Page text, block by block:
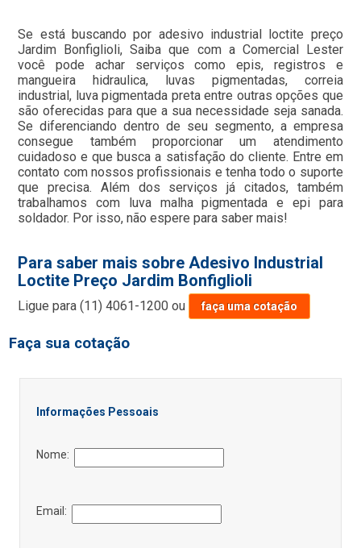
Se está buscando por adesivo industrial loctite preço
Jardim Bonfiglioli, Saiba que com a Comercial Lester
você pode achar serviços como epis, registros e
mangueira hidraulica, luvas pigmentadas, correia
industrial, luva pigmentada preta entre outras opções que
são oferecidas para que a sua necessidade seja sanada.
Se diferenciando dentro de seu segmento, a empresa
consegue também proporcionar um atendimento
cuidadoso e que busca a satisfação do cliente. Entre em
contato com nossos profissionais e tenha todo o suporte
que precisa. Além dos serviços já citados, também
trabalhamos com luva malha pigmentada e epi para
soldador. Por isso, não espere para saber mais!
Para saber mais sobre Adesivo Industrial
Loctite Preço Jardim Bonfiglioli
Ligue para(11) 4061-1200 ou faça uma cotação
Faça sua cotação
Informações Pessoais
Nome:
Email: